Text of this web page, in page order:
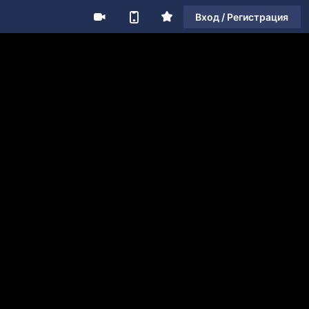
Вход / Регистрация